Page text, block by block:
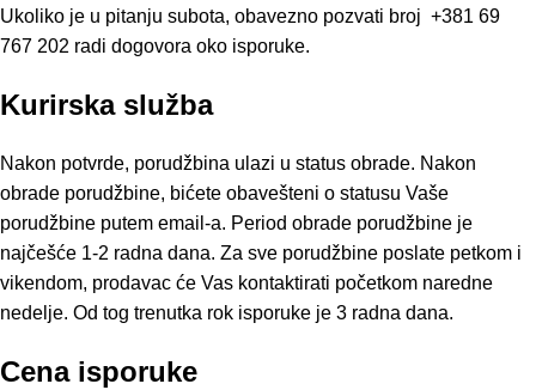
Ukoliko je u pitanju subota, obavezno pozvati broj +381 69
767 202 radi dogovora oko isporuke.
Kurirska služba
Nakon potvrde, porudžbina ulazi u status obrade. Nakon
obrade porudžbine, bićete obavešteni o statusu Vaše
porudžbine putem email-a. Period obrade porudžbine je
najčešće 1-2 radna dana. Za sve porudžbine poslate petkom i
vikendom, prodavac će Vas kontaktirati početkom naredne
nedelje. Od tog trenutka rok isporuke je 3 radna dana.
Cena isporuke